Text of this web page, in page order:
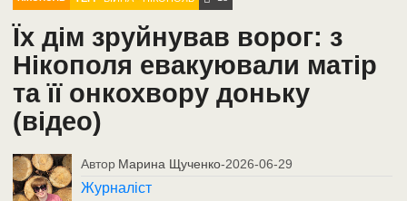
Їх дім зруйнував ворог: з
Нікополя евакуювали матір
та її онкохвору доньку
(відео)
Автор Марина Щученко-2026-06-29
Журналіст